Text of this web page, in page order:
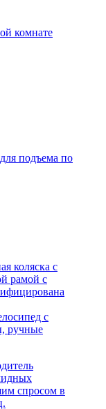
комнате
подъема по
с
ручные